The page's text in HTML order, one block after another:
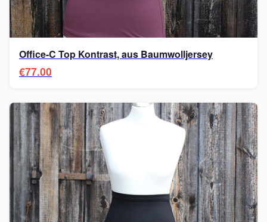
Office-C Top Kontrast, aus Baumwolljersey
€77.00